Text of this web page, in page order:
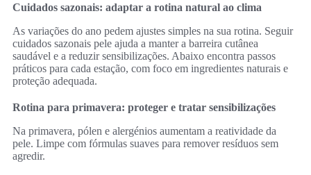
Cuidados sazonais: adaptar a rotina natural ao clima
As variações do ano pedem ajustes simples na sua rotina. Seguir
cuidados sazonais pele ajuda a manter a barreira cutânea
saudável e a reduzir sensibilizações. Abaixo encontra passos
práticos para cada estação, com foco em ingredientes naturais e
proteção adequada.
Rotina para primavera: proteger e tratar sensibilizações
Na primavera, pólen e alergénios aumentam a reatividade da
pele. Limpe com fórmulas suaves para remover resíduos sem
agredir.